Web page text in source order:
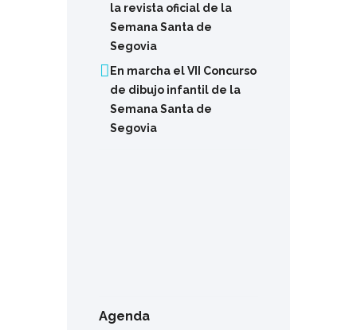
la revista oficial de la
Semana Santa de
Segovia
En marcha el VII Concurso
de dibujo infantil de la
Semana Santa de
Segovia
Agenda